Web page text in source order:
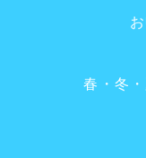
春・冬